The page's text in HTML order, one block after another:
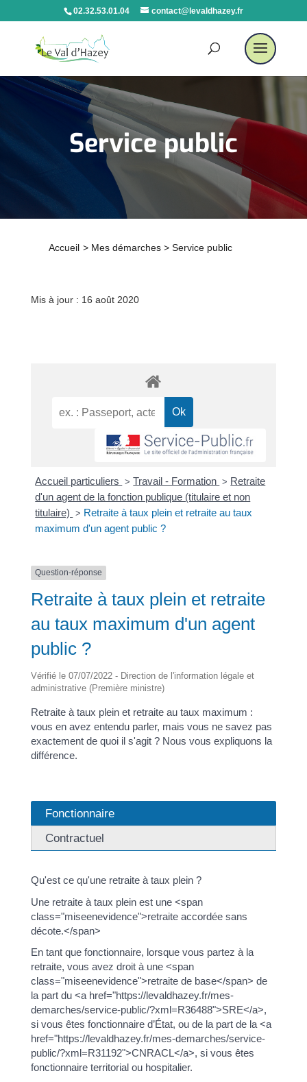
02.32.53.01.04 contact@levaldhazey.fr
Service public
Accueil > Mes démarches > Service public
Mis à jour : 16 août 2020
Accueil particuliers > Travail - Formation > Retraite
d'un agent de la fonction publique (titulaire et non
titulaire) > Retraite à taux plein et retraite au taux
maximum d'un agent public ?
Question-réponse
Retraite à taux plein et retraite
au taux maximum d'un agent
public ?
Vérifié le 07/07/2022 - Direction de l'information légale et
administrative (Première ministre)
Retraite à taux plein et retraite au taux maximum :
vous en avez entendu parler, mais vous ne savez pas
exactement de quoi il s'agit ? Nous vous expliquons la
différence.
Fonctionnaire
Contractuel
Qu'est ce qu'une retraite à taux plein ?
Une retraite à taux plein est une <span
class="miseenevidence">retraite accordée sans
décote.</span>
En tant que fonctionnaire, lorsque vous partez à la
retraite, vous avez droit à une <span
class="miseenevidence">retraite de base</span> de
la part du <a href="https://levaldhazey.fr/mes-
demarches/service-public/?xml=R36488">SRE</a>,
si vous êtes fonctionnaire d’État, ou de la part de la <a
href="https://levaldhazey.fr/mes-demarches/service-
public/?xml=R31192">CNRACL</a>, si vous êtes
fonctionnaire territorial ou hospitalier.